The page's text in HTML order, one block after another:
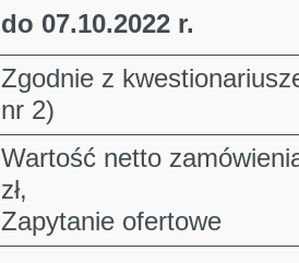
do 07.10.2022 r.
Zgodnie z
nr 2)
Wartość netto
zł,
Zapytanie ofertowe